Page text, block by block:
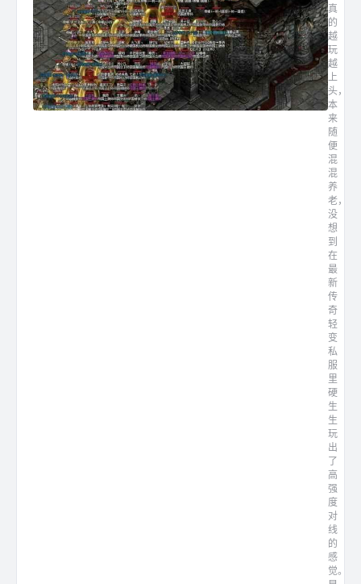
真
的
越
玩
越
上
头，
本
来
随
便
混
混
养
老，
没
想
到
在
最
新
传
奇
轻
变
私
服
里
硬
生
生
玩
出
了
高
强
度
对
线
的
感
觉。